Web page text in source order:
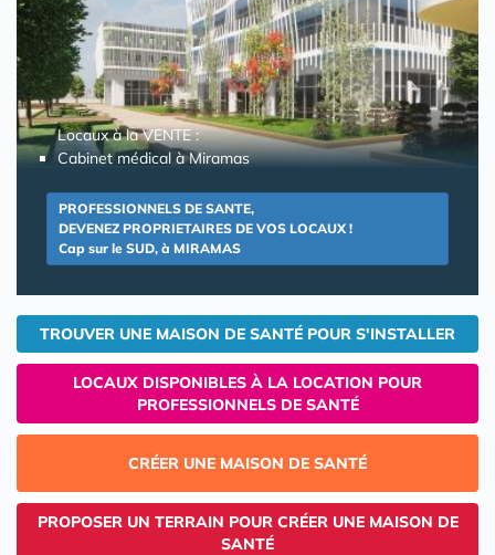
Locaux à la VENTE :
Cabinet médical à Miramas
PROFESSIONNELS DE SANTE,
DEVENEZ PROPRIETAIRES DE VOS LOCAUX !
Cap sur le SUD, à MIRAMAS
TROUVER UNE MAISON DE SANTÉ POUR S'INSTALLER
LOCAUX DISPONIBLES À LA LOCATION POUR
PROFESSIONNELS DE SANTÉ
CRÉER UNE MAISON DE SANTÉ
PROPOSER UN TERRAIN POUR CRÉER UNE MAISON DE
SANTÉ